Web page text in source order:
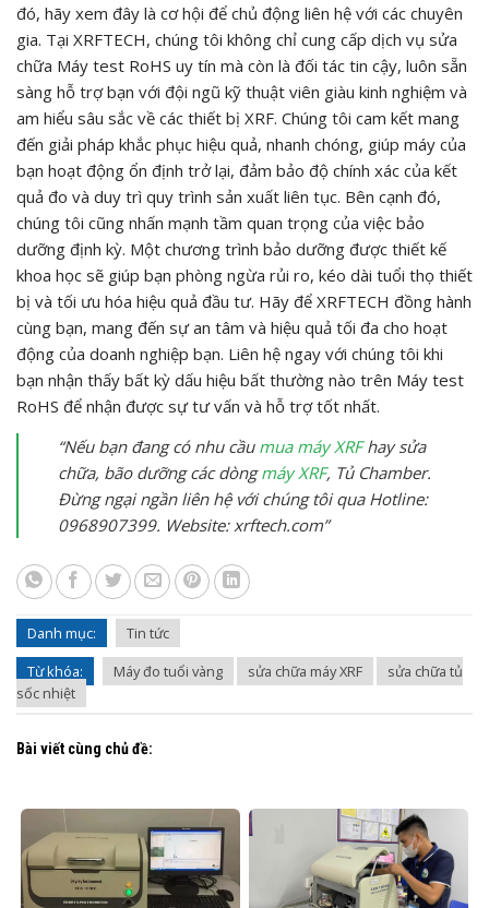
đó, hãy xem đây là cơ hội để chủ động liên hệ với các chuyên
gia. Tại XRFTECH, chúng tôi không chỉ cung cấp dịch vụ sửa
chữa Máy test RoHS uy tín mà còn là đối tác tin cậy, luôn sẵn
sàng hỗ trợ bạn với đội ngũ kỹ thuật viên giàu kinh nghiệm và
am hiểu sâu sắc về các thiết bị XRF. Chúng tôi cam kết mang
đến giải pháp khắc phục hiệu quả, nhanh chóng, giúp máy của
bạn hoạt động ổn định trở lại, đảm bảo độ chính xác của kết
quả đo và duy trì quy trình sản xuất liên tục. Bên cạnh đó,
chúng tôi cũng nhấn mạnh tầm quan trọng của việc bảo
dưỡng định kỳ. Một chương trình bảo dưỡng được thiết kế
khoa học sẽ giúp bạn phòng ngừa rủi ro, kéo dài tuổi thọ thiết
bị và tối ưu hóa hiệu quả đầu tư. Hãy để XRFTECH đồng hành
cùng bạn, mang đến sự an tâm và hiệu quả tối đa cho hoạt
động của doanh nghiệp bạn. Liên hệ ngay với chúng tôi khi
bạn nhận thấy bất kỳ dấu hiệu bất thường nào trên Máy test
RoHS để nhận được sự tư vấn và hỗ trợ tốt nhất.
“Nếu bạn đang có nhu cầu mua máy XRFhay sửa
chữa, bão dưỡng các dòngmáy XRF, Tủ Chamber.
Đừng ngại ngần liên hệ với chúng tôi qua Hotline:
0968907399. Website: xrftech.com”
Danh mục:
Tin tức
Từ khóa:
Máy đo tuổi vàng sửa chữa máy XRF
sửa chữa tủ
sốc nhiệt
Bài viết cùng chủ đề: